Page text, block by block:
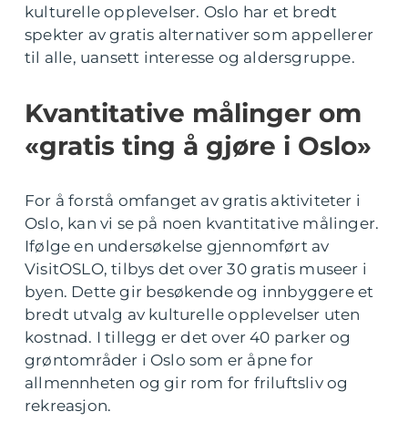
kulturelle opplevelser. Oslo har et bredt
spekter av gratis alternativer som appellerer
til alle, uansett interesse og aldersgruppe.
Kvantitative målinger om
«gratis ting å gjøre i Oslo»
For å forstå omfanget av gratis aktiviteter i
Oslo, kan vi se på noen kvantitative målinger.
Ifølge en undersøkelse gjennomført av
VisitOSLO, tilbys det over 30 gratis museer i
byen. Dette gir besøkende og innbyggere et
bredt utvalg av kulturelle opplevelser uten
kostnad. I tillegg er det over 40 parker og
grøntområder i Oslo som er åpne for
allmennheten og gir rom for friluftsliv og
rekreasjon.